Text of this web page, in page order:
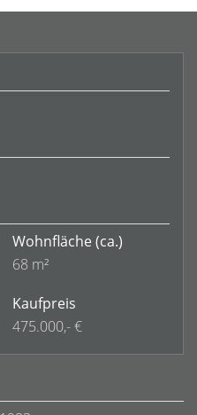
Wohnfläche (ca.)
68 m²
Kaufpreis
475.000,- €